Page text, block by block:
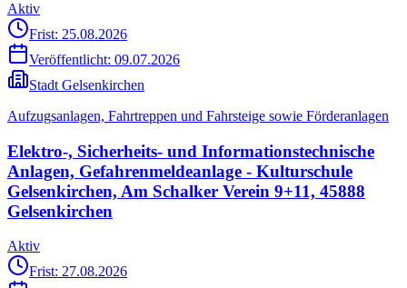
Aktiv
Frist: 25.08.2026
Veröffentlicht: 09.07.2026
Stadt Gelsenkirchen
Aufzugsanlagen, Fahrtreppen und Fahrsteige sowie Förderanlagen
Elektro-, Sicherheits- und Informationstechnische
Anlagen, Gefahrenmeldeanlage - Kulturschule
Gelsenkirchen, Am Schalker Verein 9+11, 45888
Gelsenkirchen
Aktiv
Frist: 27.08.2026